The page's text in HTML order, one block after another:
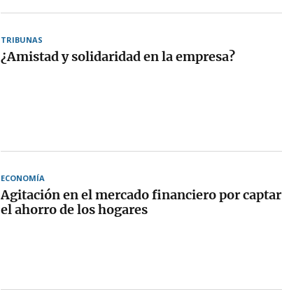
TRIBUNAS
¿Amistad y solidaridad en la empresa?
ECONOMÍA
Agitación en el mercado financiero por captar
el ahorro de los hogares